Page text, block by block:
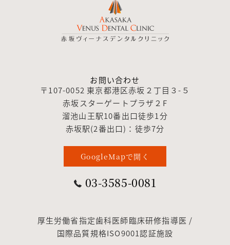
お問い合わせ
〒107-0052 東京都港区赤坂２丁目３-５
赤坂スターゲートプラザ２F
溜池山王駅10番出口徒歩1分
赤坂駅(2番出口)：徒歩7分
GoogleMapで開く
03-3585-0081
厚生労働省指定歯科医師臨床研修指導医 /
国際品質規格ISO9001認証施設